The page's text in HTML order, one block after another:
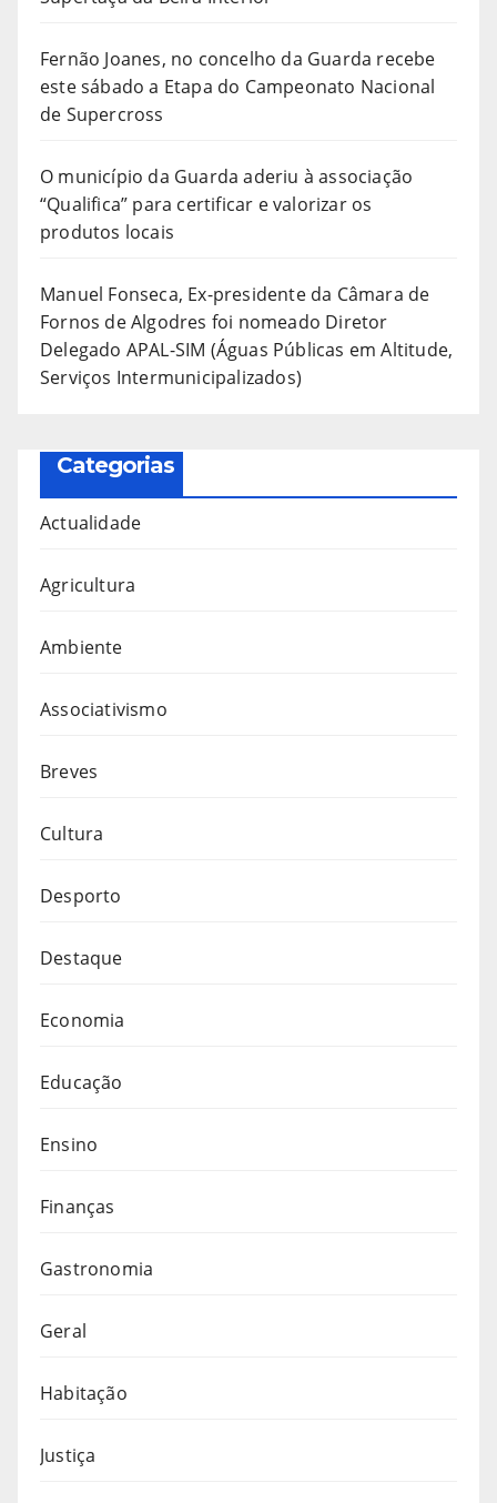
Fernão Joanes, no concelho da Guarda recebe
este sábado a Etapa do Campeonato Nacional
de Supercross
O município da Guarda aderiu à associação
“Qualifica” para certificar e valorizar os
produtos locais
Manuel Fonseca, Ex-presidente da Câmara de
Fornos de Algodres foi nomeado Diretor
Delegado APAL-SIM (Águas Públicas em Altitude,
Serviços Intermunicipalizados)
Categorias
Actualidade
Agricultura
Ambiente
Associativismo
Breves
Cultura
Desporto
Destaque
Economia
Educação
Ensino
Finanças
Gastronomia
Geral
Habitação
Justiça